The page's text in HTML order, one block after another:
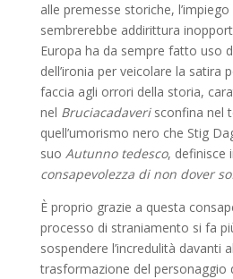
alle premesse storiche,
sembrerebbe addirittura
Europa ha da sempre fatto uso
dell’ironia per veicolare la satira
faccia agli orrori della storia,
nel Bruciacadaverisconfina nel
quell’umorismo nero che Stig
suo Autunno tedesco, definisce
consapevolezza di non dover
È proprio grazie a questa
processo di straniamento si fa
sospendere l’incredulità davanti
trasformazione del personaggio